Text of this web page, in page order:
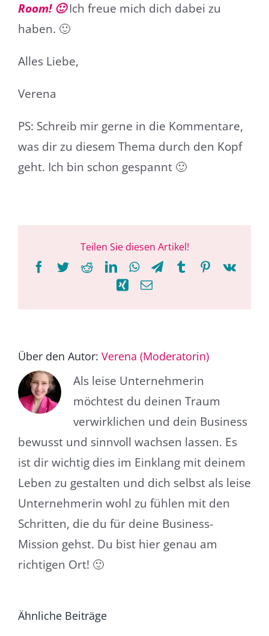
Room! 🙂 Ich freue mich dich dabei zu
haben. 🙂
Alles Liebe,
Verena
PS: Schreib mir gerne in die Kommentare,
was dir zu diesem Thema durch den Kopf
geht. Ich bin schon gespannt 🙂
Teilen Sie diesen Artikel!
Facebook
TwitterRedditLinkedInWhatsAppTelegram
TumblrPinterest
Vk
XingE-
Über den Autor: Verena (Moderatorin)
Als leise Unternehmerin
möchtest du deinen Traum
verwirklichen und dein Business
bewusst und sinnvoll wachsen lassen. Es
ist dir wichtig dies im Einklang mit deinem
Leben zu gestalten und dich selbst als leise
Unternehmerin wohl zu fühlen mit den
Schritten, die du für deine Business-
Mission gehst. Du bist hier genau am
richtigen Ort! 🙂
Ähnliche Beiträge